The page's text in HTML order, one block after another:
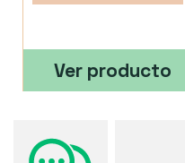
Ver producto